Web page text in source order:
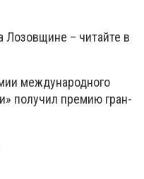
Лозовщине – читайте в
международного
получил премию гран-